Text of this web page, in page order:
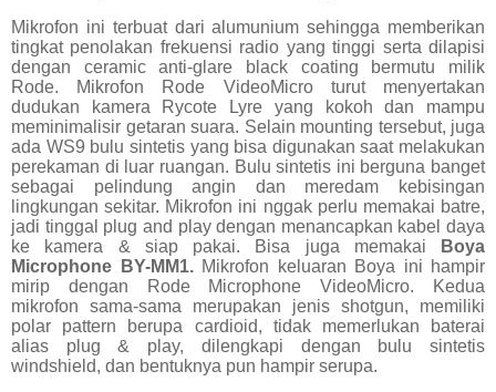
Mikrofon ini terbuat dari alumunium sehingga memberikan
tingkat penolakan frekuensi radio yang tinggi serta dilapisi
dengan ceramic anti-glare black coating bermutu milik
Rode. Mikrofon Rode VideoMicro turut menyertakan
dudukan kamera Rycote Lyre yang kokoh dan mampu
meminimalisir getaran suara. Selain mounting tersebut, juga
ada WS9 bulu sintetis yang bisa digunakan saat melakukan
perekaman di luar ruangan. Bulu sintetis ini berguna banget
sebagai pelindung angin dan meredam kebisingan
lingkungan sekitar. Mikrofon ini nggak perlu memakai batre,
jadi tinggal plug and play dengan menancapkan kabel daya
ke kamera & siap pakai. Bisa juga memakai
Boya
Microphone BY-MM1.Mikrofon keluaran Boya ini hampir
mirip dengan Rode Microphone VideoMicro. Kedua
mikrofon sama-sama merupakan jenis shotgun, memiliki
polar pattern berupa cardioid, tidak memerlukan baterai
alias plug & play, dilengkapi dengan bulu sintetis
windshield, dan bentuknya pun hampir serupa.